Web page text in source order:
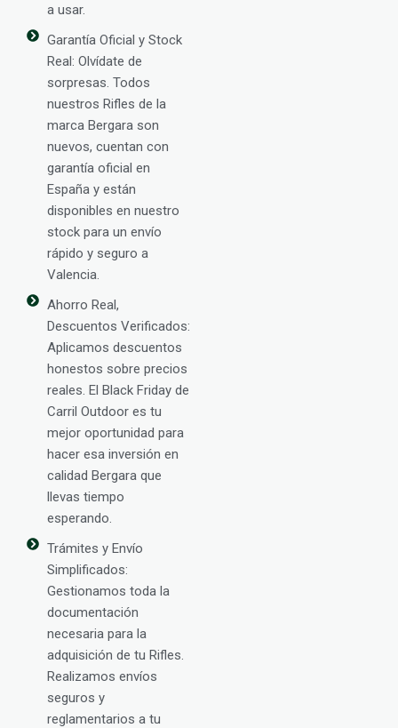
a usar.
Garantía Oficial y Stock
Real: Olvídate de
sorpresas. Todos
nuestros Rifles de la
marca Bergara son
nuevos, cuentan con
garantía oficial en
España y están
disponibles en nuestro
stock para un envío
rápido y seguro a
Valencia.
Ahorro Real,
Descuentos Verificados:
Aplicamos descuentos
honestos sobre precios
reales. El Black Friday de
Carril Outdoor es tu
mejor oportunidad para
hacer esa inversión en
calidad Bergara que
llevas tiempo
esperando.
Trámites y Envío
Simplificados:
Gestionamos toda la
documentación
necesaria para la
adquisición de tu Rifles.
Realizamos envíos
seguros y
reglamentarios a tu